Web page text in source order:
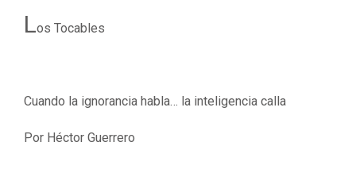
Los Tocables
Cuando la ignorancia habla… la inteligencia calla
Por Héctor Guerrero